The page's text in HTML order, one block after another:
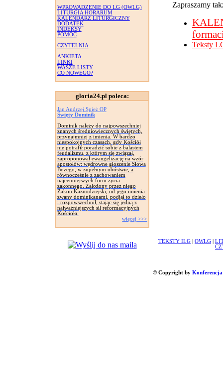
WPROWADZENIE DO LG (OWLG)
LITURGIA HORARUM
KALENDARZ LITURGICZNY
DODATEK
INDEKSY
POMOC
CZYTELNIA
ANKIETA
LINKI
WASZE LISTY
CO NOWEGO?
gloria24.pl poleca:
Jan Andrzej Spież OP
Święty Dominik
Dominik należy do najpowszechniej
znanych średniowiecznych świętych,
przynajmniej z imienia. W bardzo
niespokojnych czasach, gdy Kościół
nie potrafił poradzić sobie z balastem
feudalizmu, z którym się związał,
zaproponował ewangelizację na wzór
apostołów: wędrowne głoszenie Słowa
Bożego, w zupełnym ubóstwie, a
równocześnie z zachowaniem
najcenniejszych form życia
zakonnego. Założony przez niego
Zakon Kaznodziejski, od jego imienia
zwany dominikanami, podjął to dzieło
i rozpowszechnił, stając się jedną z
najważniejszych sił reformacyjnych
Kościoła.
więcej >>>
Zapraszamy
Teksty
TEKSTY ILG OWLG
© Copyright by Konferencja